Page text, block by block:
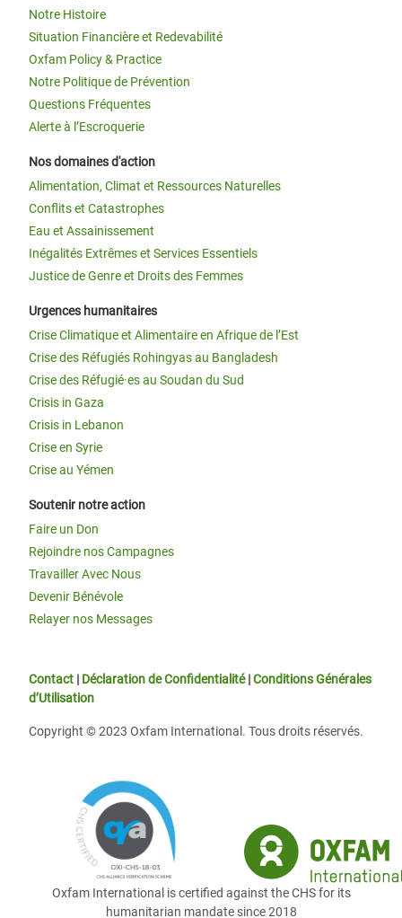
Notre Histoire
Situation Financière et Redevabilité
Oxfam Policy & Practice
Notre Politique de Prévention
Questions Fréquentes
Alerte à l’Escroquerie
Nos domaines d'action
Alimentation, Climat et Ressources Naturelles
Conflits et Catastrophes
Eau et Assainissement
Inégalités Extrêmes et Services Essentiels
Justice de Genre et Droits des Femmes
Urgences humanitaires
Crise Climatique et Alimentaire en Afrique de l’Est
Crise des Réfugiés Rohingyas au Bangladesh
Crise des Réfugié·es au Soudan du Sud
Crisis in Gaza
Crisis in Lebanon
Crise en Syrie
Crise au Yémen
Soutenir notre action
Faire un Don
Rejoindre nos Campagnes
Travailler Avec Nous
Devenir Bénévole
Relayer nos Messages
Contact | Déclaration de Confidentialité|Conditions Générales
d’Utilisation
Copyright © 2023 Oxfam International. Tous droits réservés.
Oxfam International is certified against the CHS for its
humanitarian mandate since 2018